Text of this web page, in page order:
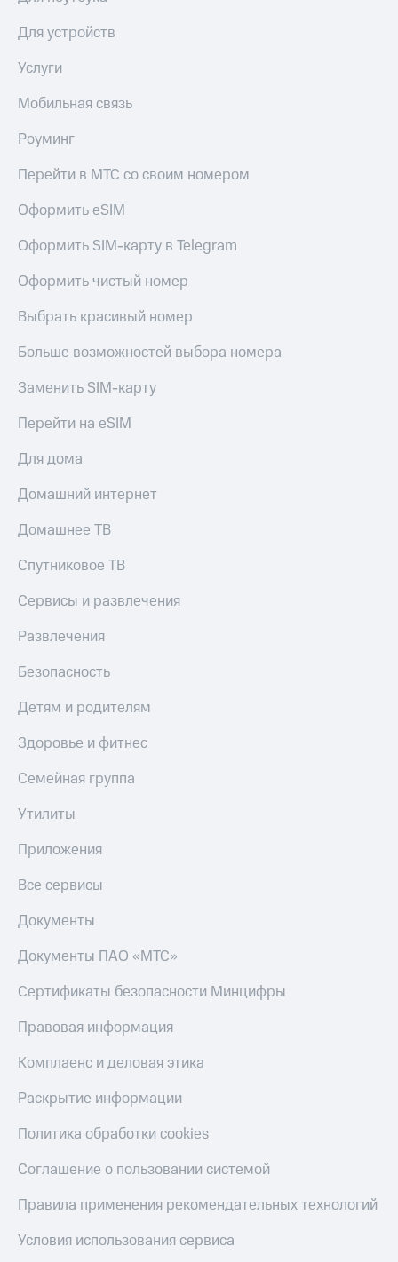
Для устройств
Услуги
Мобильная связь
Роуминг
Перейти в МТС со своим номером
Оформить eSIM
Оформить SIM-карту в Telegram
Оформить чистый номер
Выбрать красивый номер
Больше возможностей выбора номера
Заменить SIM-карту
Перейти на eSIM
Для дома
Домашний интернет
Домашнее ТВ
Спутниковое ТВ
Сервисы и развлечения
Развлечения
Безопасность
Детям и родителям
Здоровье и фитнес
Семейная группа
Утилиты
Приложения
Все сервисы
Документы
Документы ПАО «МТС»
Сертификаты безопасности Минцифры
Правовая информация
Комплаенс и деловая этика
Раскрытие информации
Политика обработки cookies
Соглашение о пользовании системой
Правила применения рекомендательных технологий
Условия использования сервиса